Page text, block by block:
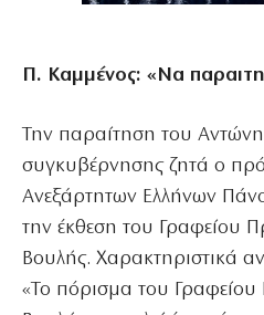
Π. Καμμένος: «Να
Την παραίτηση του
συγκυβέρνησης ζητά ο
Ανεξάρτητων Ελλήνων
την έκθεση του Γραφείου
Βουλής. Χαρακτηριστικά
«Το πόρισμα του